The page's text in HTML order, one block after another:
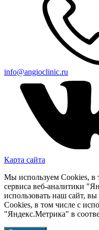
info@angioclinic.ru
Карта сайта
Мы используем Cookies, в
сервиса веб-аналитики
использовать наш сайт, вы
Cookies, в том числе с
"Яндекс.Метрика" в